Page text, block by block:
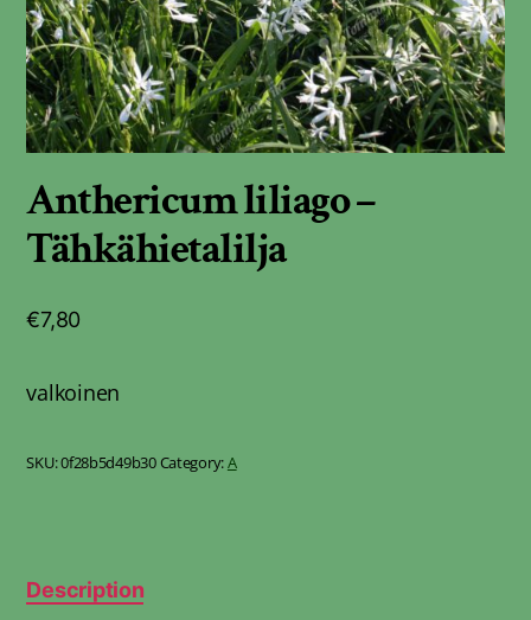
Anthericum liliago –
Tähkähietalilja
€7,80
valkoinen
SKU:0f28b5d49b30Category:A
Description